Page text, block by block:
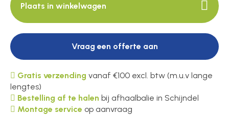
Plaats in winkelwagen
Vraag een offerte aan
Gratis verzending vanaf €100 excl. btw (m.u.v lange
lengtes)
Bestelling af te halen bij afhaalbalie in Schijndel
Montage service op aanvraag